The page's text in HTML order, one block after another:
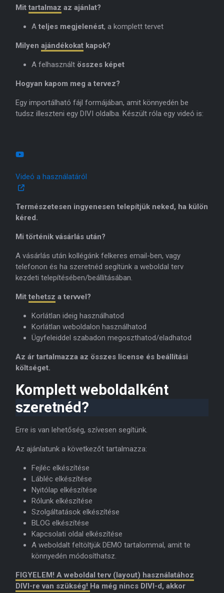
Mit tartalmaz az ajánlat?
A teljes megjelenést, a komplett tervet
Milyen ajándékokat kapok?
A felhasznált összes képet
Hogyan kapom meg a tervez?
Egy importálható fájl formájában, amit könnyedén be
tudsz illeszteni egy DIVI oldalba. Készült róla egy videó is:
Videó a használatáról
Természetesen ingyenesen telepítjük neked, ha külön
kéred.
Mi történik vásárlás után?
A vásárlás után kollégánk felkeres email-ben, vagy
telefonon és ha szeretnéd segítünk a weboldal terv
kezdeti telepítésében/beállításában.
Mit tehetsz a tervvel?
Korlátlan ideig használhatod
Korlátlan weboldalon használhatod
Ügyfeleiddel szabadon megoszthatod/eladhatod
Az ár tartalmazza az összes license és beállítási
költséget.
Komplett weboldalként
szeretnéd?
Erre is van lehetőség, szívesen segítünk.
Az ajánlatunk a következőt tartalmazza:
Fejléc elkészítése
Lábléc elkészítése
Nyitólap elkészítése
Rólunk elkészítése
Szolgáltatások elkészítése
BLOG elkészítése
Kapcsolati oldal elkészítése
A weboldalt feltöltjük DEMO tartalommal, amit te
könnyedén módosíthatsz.
FIGYELEM! A weboldal terv (layout) használatához
DIVI-re van szükség! Ha még nincs DIVI-d, akkor